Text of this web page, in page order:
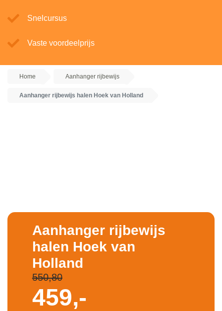
Snelcursus
Vaste voordeelprijs
Home Aanhanger rijbewijs
Aanhanger rijbewijs halen Hoek van Holland
Aanhanger rijbewijs
halen Hoek van
Holland
550,80
459,-